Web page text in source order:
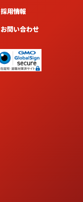
採用情報
お問い合わせ